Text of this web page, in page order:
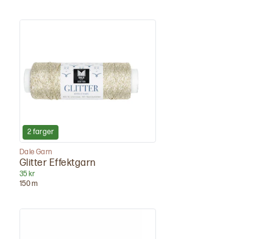
2 farger
Dale Garn
Glitter Effektgarn
35 kr
150m